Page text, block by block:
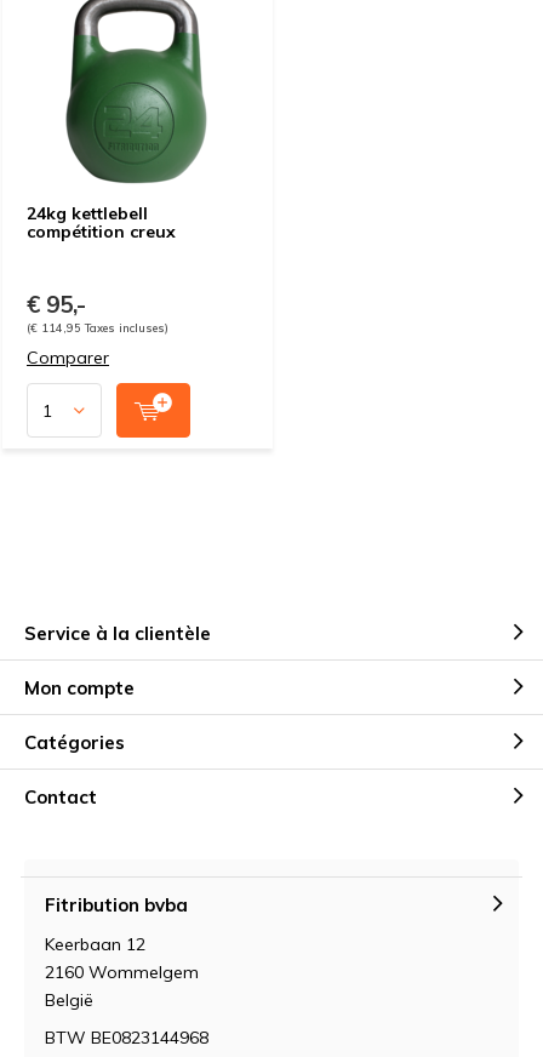
24kg kettlebell
compétition creux
€ 95,-
(€ 114,95 Taxes incluses)
Comparer
Service à la clientèle
Mon compte
Catégories
Contact
Fitribution bvba
Keerbaan 12
2160 Wommelgem
België
BTW BE0823144968